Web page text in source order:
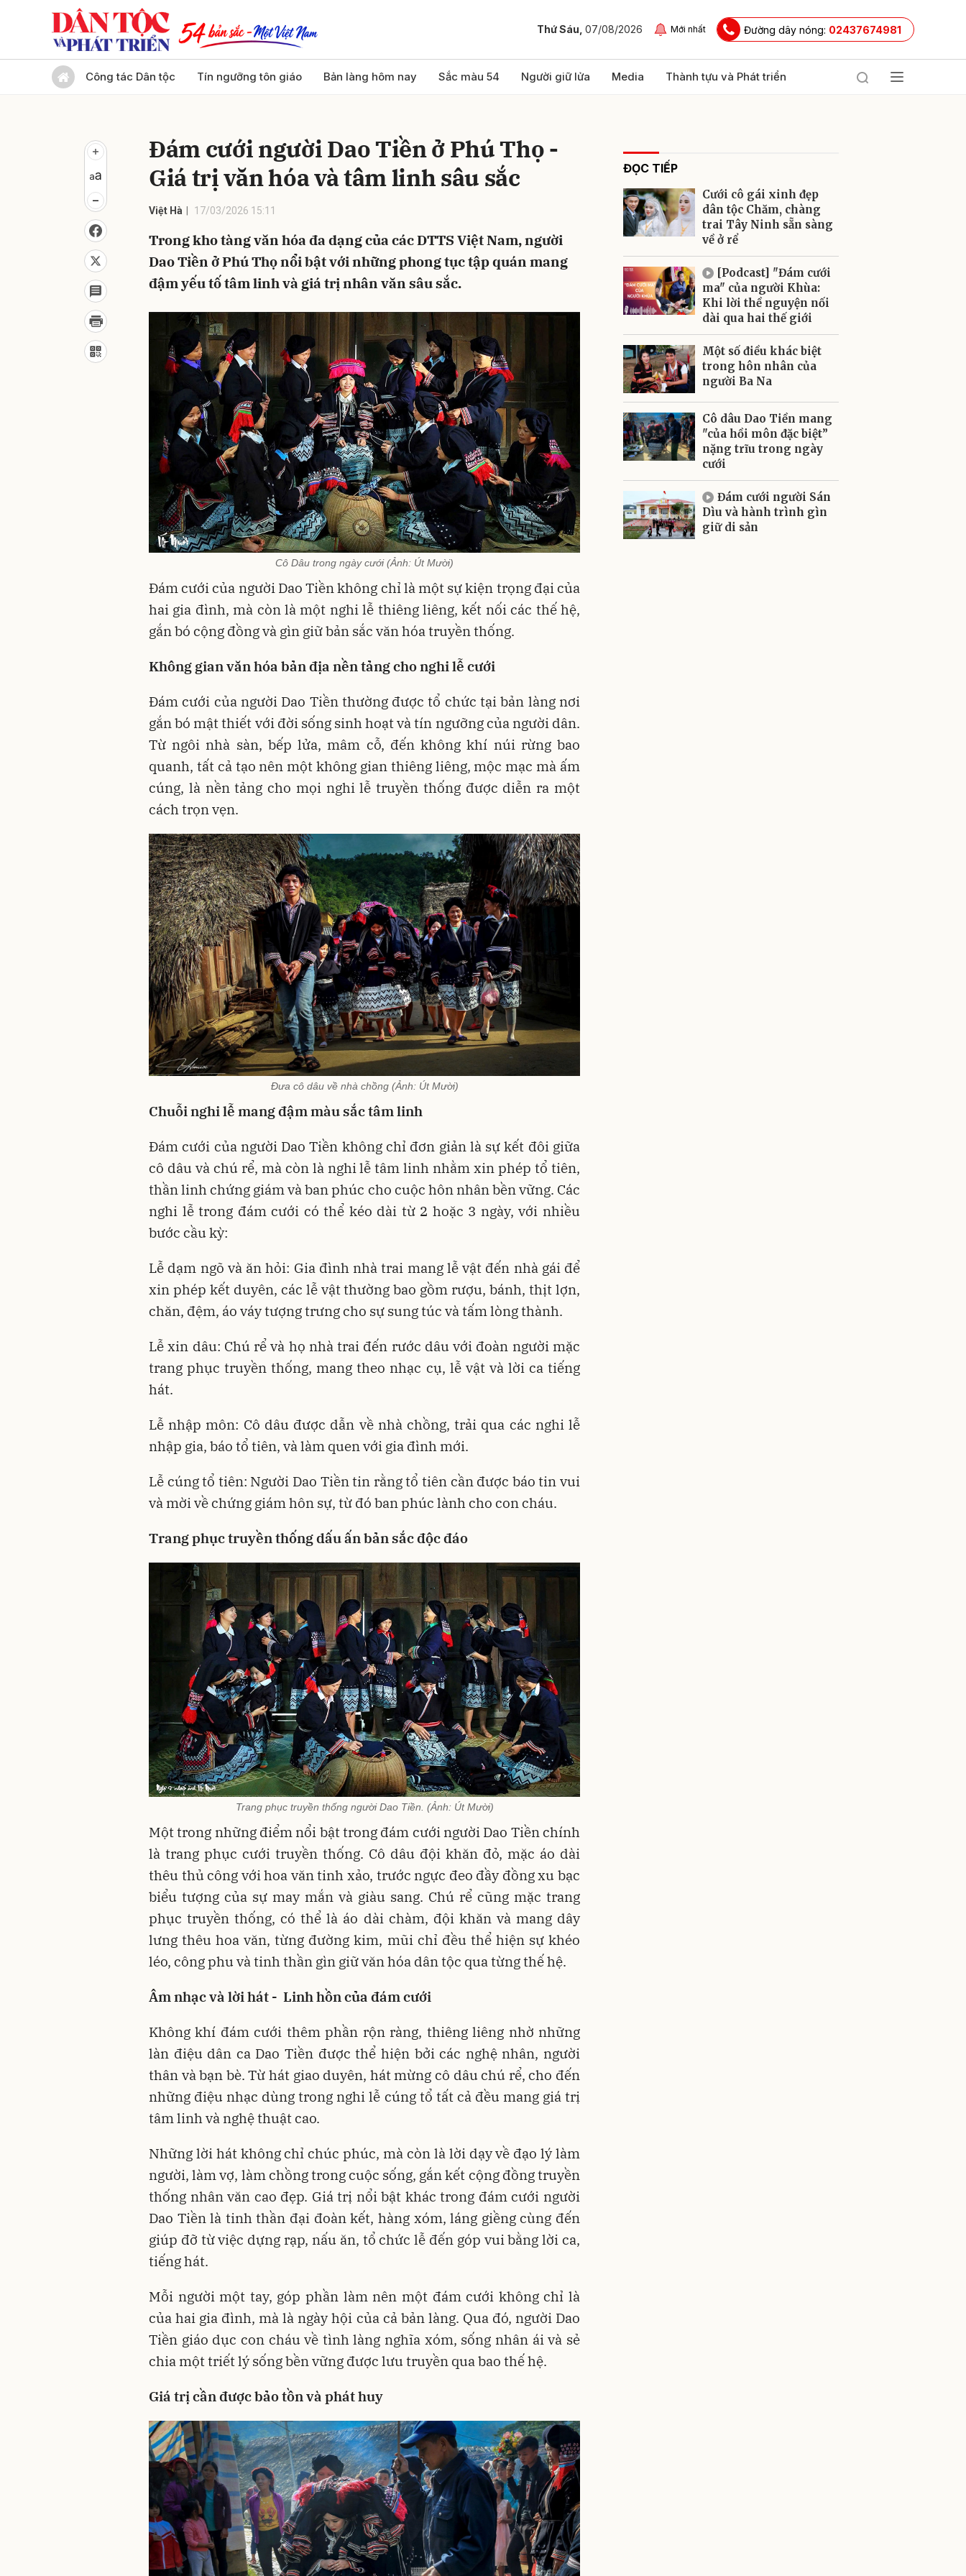
Thứ Sáu, 07/08/2026 Mới nhất Đường dây nóng: 02437674981
Công tác Dân tộc Tín ngưỡng tôn giáo Bản làng hôm nay Sắc màu 54 Người giữ lửa Media Thành tựu và Phát triển
Đám cưới người Dao Tiền ở Phú Thọ -
Giá trị văn hóa và tâm linh sâu sắc
Việt Hà 17/03/2026 15:11
Trong kho tàng văn hóa đa dạng của các DTTS Việt Nam, người
Dao Tiền ở Phú Thọ nổi bật với những phong tục tập quán mang
đậm yếu tố tâm linh và giá trị nhân văn sâu sắc.
Cô Dâu trong ngày cưới (Ảnh: Út Mười)
Đám cưới của người Dao Tiền không chỉ là một sự kiện trọng đại của
hai gia đình, mà còn là một nghi lễ thiêng liêng, kết nối các thế hệ,
gắn bó cộng đồng và gìn giữ bản sắc văn hóa truyền thống.
Không gian văn hóa bản địa nền tảng cho nghi lễ cưới
Đám cưới của người Dao Tiền thường được tổ chức tại bản làng nơi
gắn bó mật thiết với đời sống sinh hoạt và tín ngưỡng của người dân.
Từ ngôi nhà sàn, bếp lửa, mâm cỗ, đến không khí núi rừng bao
quanh, tất cả tạo nên một không gian thiêng liêng, mộc mạc mà ấm
cúng, là nền tảng cho mọi nghi lễ truyền thống được diễn ra một
cách trọn vẹn.
Đưa cô dâu về nhà chồng (Ảnh: Út Mười)
Chuỗi nghi lễ mang đậm màu sắc tâm linh
Đám cưới của người Dao Tiền không chỉ đơn giản là sự kết đôi giữa
cô dâu và chú rể, mà còn là nghi lễ tâm linh nhằm xin phép tổ tiên,
thần linh chứng giám và ban phúc cho cuộc hôn nhân bền vững. Các
nghi lễ trong đám cưới có thể kéo dài từ 2 hoặc 3 ngày, với nhiều
bước cầu kỳ:
Lễ dạm ngõ và ăn hỏi: Gia đình nhà trai mang lễ vật đến nhà gái để
xin phép kết duyên, các lễ vật thường bao gồm rượu, bánh, thịt lợn,
chăn, đệm, áo váy tượng trưng cho sự sung túc và tấm lòng thành.
Lễ xin dâu: Chú rể và họ nhà trai đến rước dâu với đoàn người mặc
trang phục truyền thống, mang theo nhạc cụ, lễ vật và lời ca tiếng
hát.
Lễ nhập môn: Cô dâu được dẫn về nhà chồng, trải qua các nghi lễ
nhập gia, báo tổ tiên, và làm quen với gia đình mới.
Lễ cúng tổ tiên: Người Dao Tiền tin rằng tổ tiên cần được báo tin vui
và mời về chứng giám hôn sự, từ đó ban phúc lành cho con cháu.
Trang phục truyền thống dấu ấn bản sắc độc đáo
Trang phục truyền thống người Dao Tiền. (Ảnh: Út Mười)
Một trong những điểm nổi bật trong đám cưới người Dao Tiền chính
là trang phục cưới truyền thống. Cô dâu đội khăn đỏ, mặc áo dài
thêu thủ công với hoa văn tinh xảo, trước ngực đeo đầy đồng xu bạc
biểu tượng của sự may mắn và giàu sang. Chú rể cũng mặc trang
phục truyền thống, có thể là áo dài chàm, đội khăn và mang dây
lưng thêu hoa văn, từng đường kim, mũi chỉ đều thể hiện sự khéo
léo, công phu và tinh thần gìn giữ văn hóa dân tộc qua từng thế hệ.
Âm nhạc và lời hát - Linh hồn của đám cưới
Không khí đám cưới thêm phần rộn ràng, thiêng liêng nhờ những
làn điệu dân ca Dao Tiền được thể hiện bởi các nghệ nhân, người
thân và bạn bè. Từ hát giao duyên, hát mừng cô dâu chú rể, cho đến
những điệu nhạc dùng trong nghi lễ cúng tổ tất cả đều mang giá trị
tâm linh và nghệ thuật cao.
Những lời hát không chỉ chúc phúc, mà còn là lời dạy về đạo lý làm
người, làm vợ, làm chồng trong cuộc sống, gắn kết cộng đồng truyền
thống nhân văn cao đẹp. Giá trị nổi bật khác trong đám cưới người
Dao Tiền là tinh thần đại đoàn kết, hàng xóm, láng giềng cùng đến
giúp đỡ từ việc dựng rạp, nấu ăn, tổ chức lễ đến góp vui bằng lời ca,
tiếng hát.
Mỗi người một tay, góp phần làm nên một đám cưới không chỉ là
của hai gia đình, mà là ngày hội của cả bản làng. Qua đó, người Dao
Tiền giáo dục con cháu về tình làng nghĩa xóm, sống nhân ái và sẻ
chia một triết lý sống bền vững được lưu truyền qua bao thế hệ.
Giá trị cần được bảo tồn và phát huy
ĐỌC TIẾP
Cưới cô gái xinh đẹp
dân tộc Chăm, chàng
trai Tây Ninh sẵn sàng
về ở rể
[Podcast] "Đám cưới
ma" của người Khùa:
Khi lời thề nguyện nối
dài qua hai thế giới
Một số điều khác biệt
trong hôn nhân của
người Ba Na
Cô dâu Dao Tiền mang
"của hồi môn đặc biệt”
nặng trĩu trong ngày
cưới
Đám cưới người Sán
Dìu và hành trình gìn
giữ di sản
Gửi bình luận
Gửi